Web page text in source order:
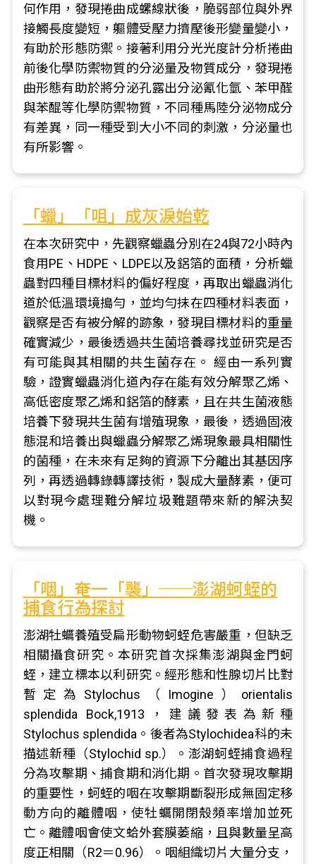
何作用，發現捲曲成螺線狀後，脆弱部位與外界
接觸長度變短，軀體受壓力擠壓後形變量變小，
有助於形態防禦。接著利用分光光度計分析捲曲
前後化學防禦物質的分泌量及物質成分，發現捲
曲形態有助於將分泌孔露出分泌氰化氫、苯甲醛
與苯醌等化學防禦物質，不同種馬陸分泌物成分
有差異，同一種受到大小不同的刺激，分泌量也
有所影響。
「蠟」「咀」成灰淚始乾
在本次研究中，先觀察蠟蟲分別在24與72小時內
食用PE、HDPE、LDPE以及鋁箔的面積，分析蠟
蟲對四種目標材料的偏好程度，再取出蠟蟲消化
道於低溫環境搗勻，並均勻抹在四種材料表面，
觀察是否有被分解的跡象，發現目標材料的重量
確實減少，最後透過共生菌培養尋找並研究是否
有可能與其相關的共生菌存在。 經由一系列實
驗，證實蠟蟲消化道內存在能有效分解聚乙烯、
高低密度聚乙烯和鋁箔的酵素，且在共生菌液態
培養下發現共生菌有增殖現象，最後，透過固液
態混和培養出與蠟蟲分解聚乙烯現象最具相關性
的菌種，在未來有足夠的資源下分離出其基因序
列，再透過轉錄轉譯技術，製成大量酵素，便可
以對現今處理難分解垃圾難題帶來新的解決契
機。
「咽」奄一「襲」──澎湖蚵蛭的
捕食行為探討
澎湖牡蠣養殖受扁形動物蚵蛭危害嚴重，但缺乏
相關攝食研究。本研究首次採集澎湖與金門蚵
蛭，建立標本以利研究。經形態和性腺切片比對
暫定為Stylochus（Imogine）orientalis
splendida Bock,1913，建議發表為新種
Stylochus splendida。後者為Stylochidea科的未
描述新種（Stylochid sp.）。澎湖蚵蛭捕食過程
分為攻擊期、捕食期和消化期。首次發現攻擊期
的重要性，蚵蛭的咽在攻擊期斷裂形成無固定移
動方向的離體咽，使牡蠣開閉殼頻率增加並死
亡。離體咽會使文蛤外套膜萎縮，且與數量呈高
度正相關（R2＝0.96）。咽組織切片大量分支，